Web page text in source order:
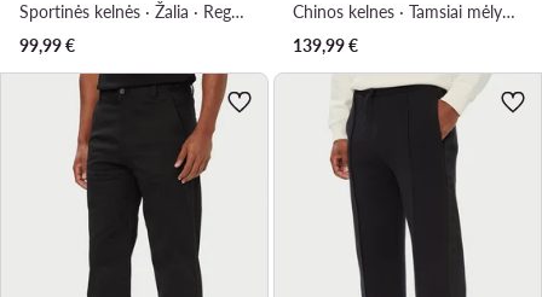
Sportinės kelnės · Žalia · Regular Fit
99,99€
Chinos kelnes · Tamsiai mėlyna · Regular Fit
139,99€